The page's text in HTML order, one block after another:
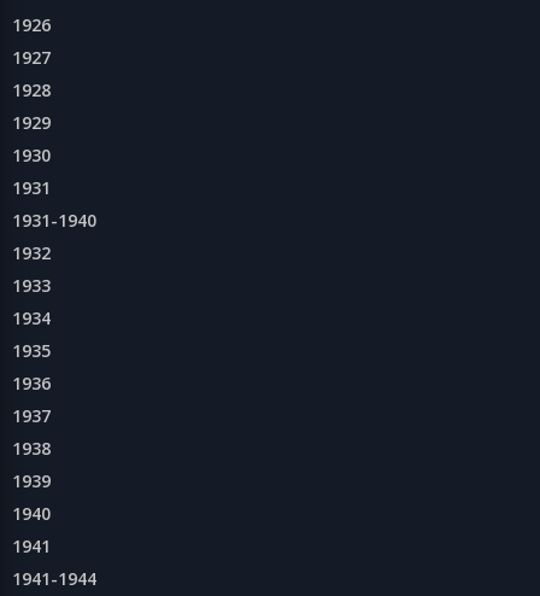
1926
1927
1928
1929
1930
1931
1931-1940
1932
1933
1934
1935
1936
1937
1938
1939
1940
1941
1941-1944